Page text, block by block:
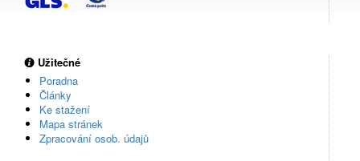
Užitečné
Poradna
Články
Ke stažení
Mapa stránek
Zpracování osob. údajů